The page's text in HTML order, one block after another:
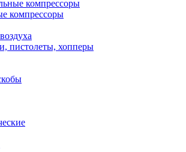
компрессоры
компрессоры
пистолеты, хопперы